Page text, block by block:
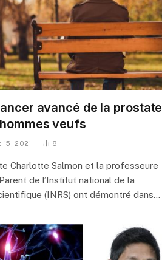
avancé de la prostate
veufs
15, 2021 8
Charlotte Salmon et la professeure
de l’Institut national de la
(INRS) ont démontré dans…